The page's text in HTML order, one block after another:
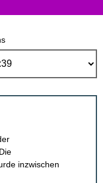
inzwischen